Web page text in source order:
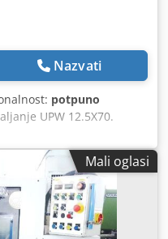
Nazvati
potpuno
UPW 12.5X70.
Mali oglasi